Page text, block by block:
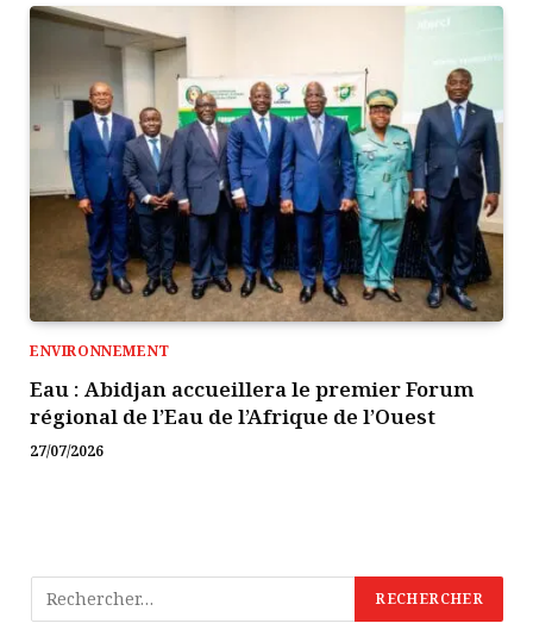
ENVIRONNEMENT
Eau : Abidjan accueillera le premier Forum
régional de l’Eau de l’Afrique de l’Ouest
27/07/2026